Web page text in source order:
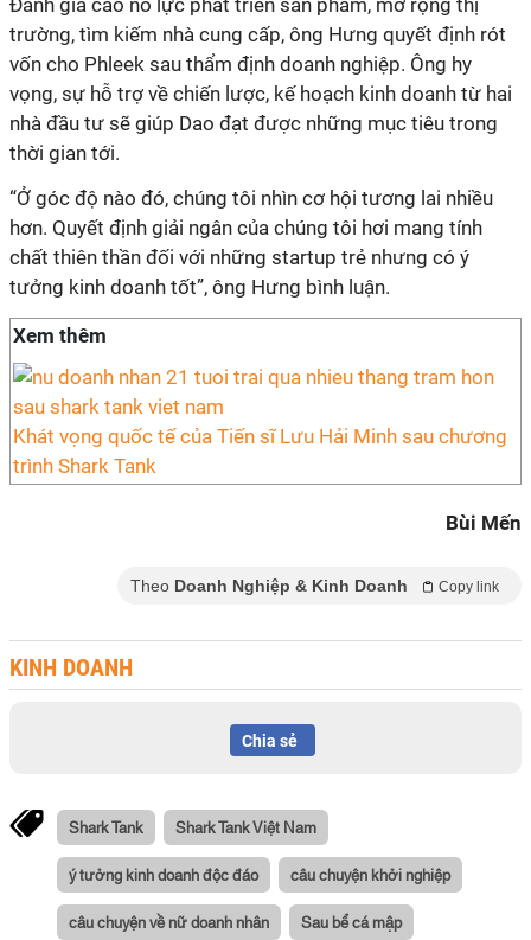
Đánh giá cao nỗ lực phát triển sản phẩm, mở rộng thị
trường, tìm kiếm nhà cung cấp, ông Hưng quyết định rót
vốn cho Phleek sau thẩm định doanh nghiệp. Ông hy
vọng, sự hỗ trợ về chiến lược, kế hoạch kinh doanh từ hai
nhà đầu tư sẽ giúp Dao đạt được những mục tiêu trong
thời gian tới.
“Ở góc độ nào đó, chúng tôi nhìn cơ hội tương lai nhiều
hơn. Quyết định giải ngân của chúng tôi hơi mang tính
chất thiên thần đối với những startup trẻ nhưng có ý
tưởng kinh doanh tốt”, ông Hưng bình luận.
Xem thêm
Khát vọng quốc tế của Tiến sĩ Lưu Hải Minh sau chương
trình Shark Tank
Bùi Mến
Theo Doanh Nghiệp & Kinh Doanh Copy link
KINH DOANH
Chia sẻ
Shark Tank Shark Tank Việt Nam
ý tưởng kinh doanh độc đáo câu chuyện khởi nghiệp
câu chuyện về nữ doanh nhân Sau bể cá mập